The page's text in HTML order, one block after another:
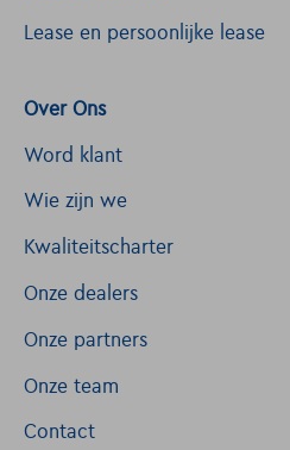
Lease en persoonlijke lease
Over Ons
Word klant
Wie zijn we
Kwaliteitscharter
Onze dealers
Onze partners
Onze team
Contact